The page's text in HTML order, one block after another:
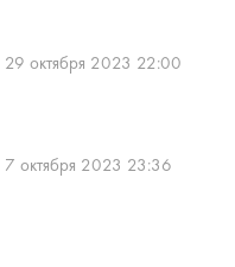
29 октября 2023 22:00
7 октября 2023 23:36